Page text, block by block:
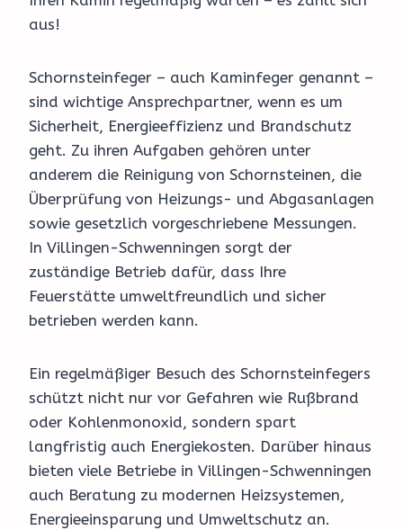
aus!
Schornsteinfeger – auch Kaminfeger genannt –
sind wichtige Ansprechpartner, wenn es um
Sicherheit, Energieeffizienz und Brandschutz
geht. Zu ihren Aufgaben gehören unter
anderem die Reinigung von Schornsteinen, die
Überprüfung von Heizungs- und Abgasanlagen
sowie gesetzlich vorgeschriebene Messungen.
In Villingen-Schwenningen sorgt der
zuständige Betrieb dafür, dass Ihre
Feuerstätte umweltfreundlich und sicher
betrieben werden kann.
Ein regelmäßiger Besuch des Schornsteinfegers
schützt nicht nur vor Gefahren wie Rußbrand
oder Kohlenmonoxid, sondern spart
langfristig auch Energiekosten. Darüber hinaus
bieten viele Betriebe in Villingen-Schwenningen
auch Beratung zu modernen Heizsystemen,
Energieeinsparung und Umweltschutz an.